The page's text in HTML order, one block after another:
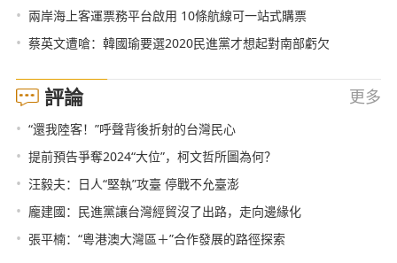
• 兩岸海上客運票務平台啟用 10條航線可一站式購票
• 蔡英文遭嗆：韓國瑜要選2020民進黨才想起對南部虧欠
評論 更多
• “還我陸客！”呼聲背後折射的台灣民心
• 提前預告爭奪2024“大位”，柯文哲所圖為何？
• 汪毅夫：日人“堅執”攻臺 停戰不允臺澎
• 龐建國：民進黨讓台灣經貿沒了出路，走向邊緣化
• 張平楠：“粵港澳大灣區＋”合作發展的路徑探索